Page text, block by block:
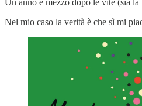
Nel mio caso la verità è che sì mi